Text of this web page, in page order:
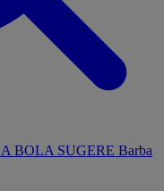
A BOLA SUGERE Barba